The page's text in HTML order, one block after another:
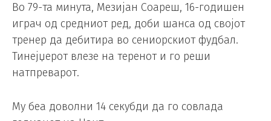
Во 79-та минута, Мезијан Соареш, 16-годишен
играч од средниот ред, доби шанса од својот
тренер да дебитира во сениорскиот фудбал.
Тинејџерот влезе на теренот и го реши
натпреварот.
Му беа доволни 14 секубди да го совлада